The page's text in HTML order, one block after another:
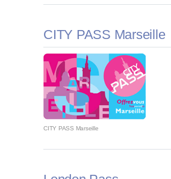
CITY PASS Marseille
CITY PASS Marseille